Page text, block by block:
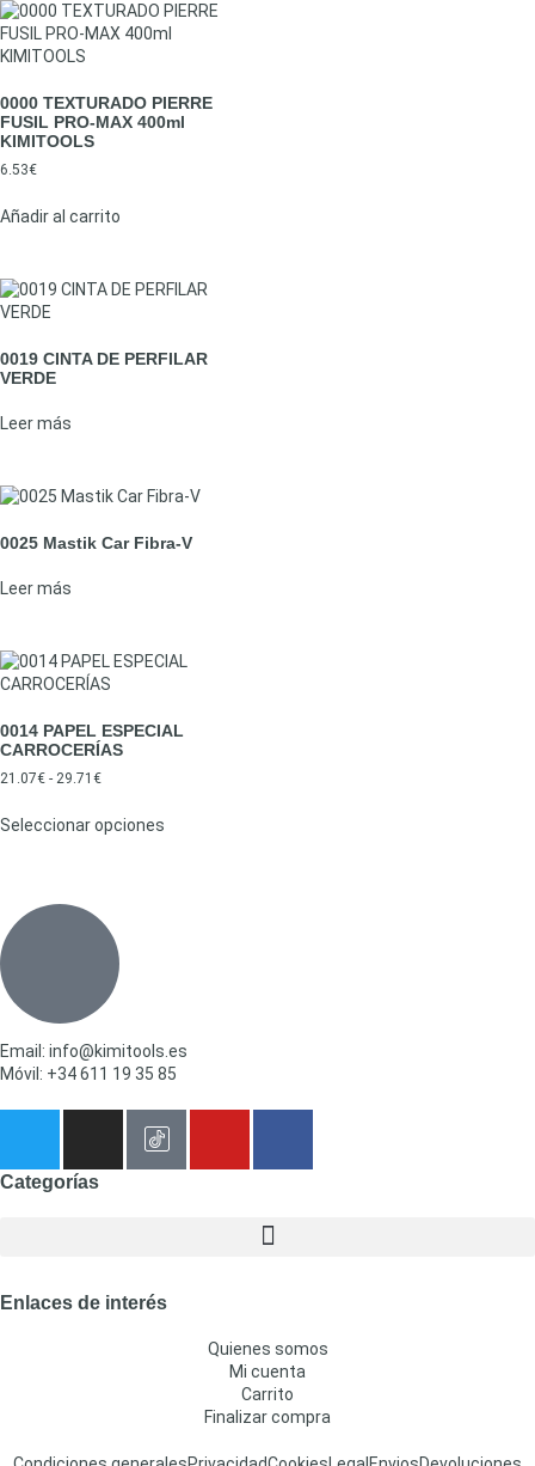
0000 TEXTURADO PIERRE
FUSIL PRO-MAX 400ml
KIMITOOLS
6.53€
Añadir al carrito
0019 CINTA DE PERFILAR
VERDE
Leer más
0025 Mastik Car Fibra-V
Leer más
0014 PAPEL ESPECIAL
CARROCERÍAS
21.07€ - 29.71 €
Seleccionar opciones
Email: info@kimitools.es
Móvil: +34 611 19 35 85
Categorías
Enlaces de interés
Quienes somos
Mi cuenta
Carrito
Finalizar compra